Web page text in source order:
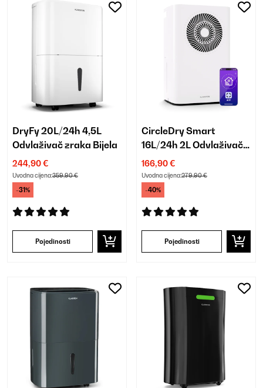
DryFy 20L/24h 4,5L
Odvlaživač zraka Bijela
244,90 €
Uvodna cijena:359,90 €
-31%
Pojedinosti
CircleDry Smart
16L/24h 2L Odvlaživač
zraka Bijela
166,90 €
Uvodna cijena:279,90 €
-40%
Pojedinosti